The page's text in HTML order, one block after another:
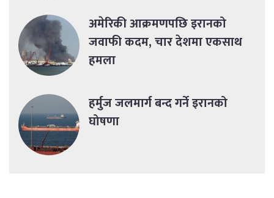
अमेरिकी आक्रमणपछि इरानको
जवाफी कदम, चार देशमा एकसाथ
हमला
हर्मुज जलमार्ग बन्द गर्ने इरानको
घोषणा